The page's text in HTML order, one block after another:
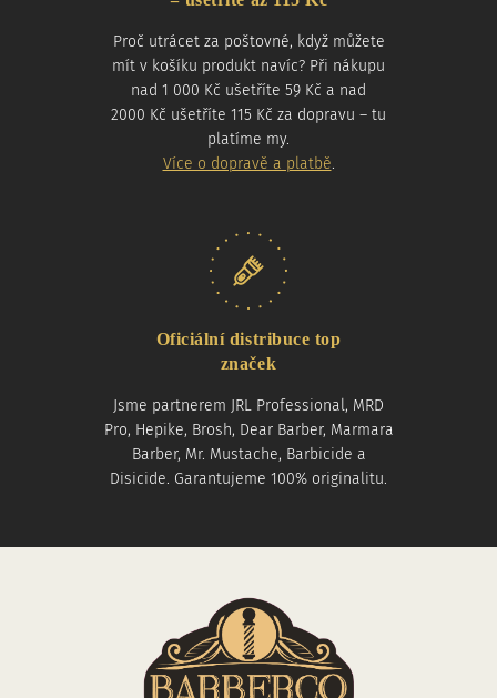
Proč utrácet za poštovné, když můžete
mít v košíku produkt navíc? Při nákupu
nad 1 000 Kč ušetříte 59 Kč a nad
2000 Kč ušetříte 115 Kč za dopravu – tu
platíme my.
Více o dopravě a platbě.
Oficiální distribuce top
značek
Jsme partnerem JRL Professional, MRD
Pro, Hepike, Brosh, Dear Barber, Marmara
Barber, Mr. Mustache, Barbicide a
Disicide. Garantujeme 100% originalitu.